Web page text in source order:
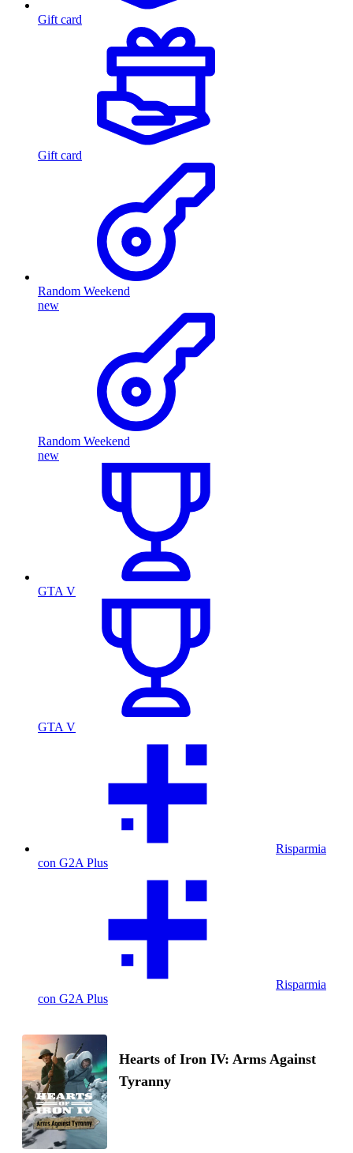
Gift card
Gift card
Random Weekend
new
Random Weekend
new
GTA V
GTA V
Risparmia
con G2A Plus
Risparmia
con G2A Plus
Hearts of Iron IV: Arms Against
Tyranny